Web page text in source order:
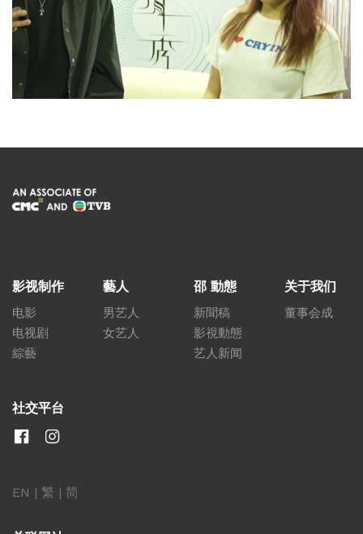
影视制作
电影
电视剧
綜藝
藝人
男艺人
女艺人
邵 動態
新聞稿
影視動態
艺人新闻
关于我们
董事会成
社交平台
EN | 繁 | 简